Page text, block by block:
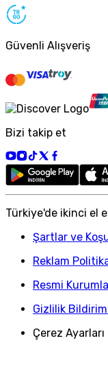
Güvenli Alışveriş
Bizi takip et
Türkiye'de ikinci el
Şartlar ve
Reklam
Resmi
Gizlilik
Çerez Ayarları